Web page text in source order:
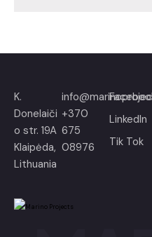
K.
Donelaiči
o str. 19A
Klaipėda,
Lithuania
+370
675
08976
LinkedIn
Tik Tok